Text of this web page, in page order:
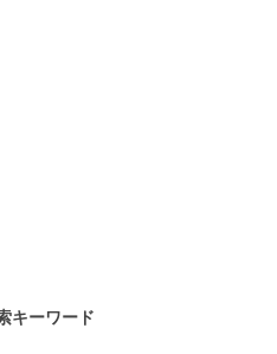
キーワード